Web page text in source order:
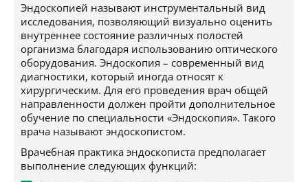
Эндоскопией называют инструментальный вид
исследования, позволяющий визуально оценить
внутреннее состояние различных полостей
организма благодаря использованию оптического
оборудования. Эндоскопия – современный вид
диагностики, который иногда относят к
хирургическим. Для его проведения врач общей
направленности должен пройти дополнительное
обучение по специальности «Эндоскопия». Такого
врача называют эндоскопистом.
Врачебная практика эндоскописта предполагает
выполнение следующих функций: